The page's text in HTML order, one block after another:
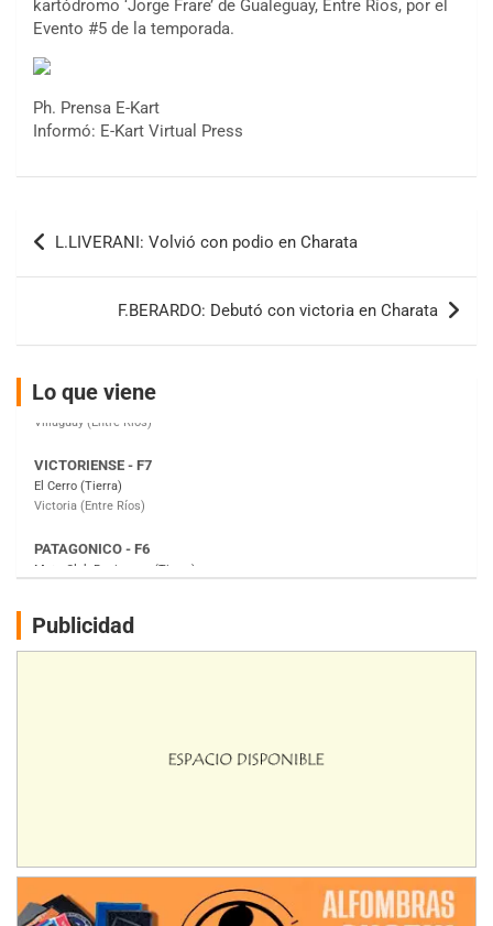
kartódromo ‘Jorge Frare’ de Gualeguay, Entre Ríos, por el
Evento #5 de la temporada.
Ph. Prensa E-Kart
Informó: E-Kart Virtual Press
Navegación
de
entradas
L.LIVERANI: Volvió con podio en Charata
F.BERARDO: Debutó con victoria en Charata
Lo que viene
COBERTURA ESPECIAL DE E-KART.COM.AR
08/09-AGO
IAME SERIES ARGENTINA 6
Ciudad de Trenque Lauquen (Asfalto)
ENTRERRIANO - F6 (POSTERGADA)
Villaguay (Entre Ríos)
VICTORIENSE - F7
Victoria (Entre Ríos)
PATAGONICO - F6
Gral. E. Godoy (Río Negro)
Juventud Unida (Tierra)
Humboldt (Santa Fe)
SUR SANTAFESINO - F4
Juan Navarro (Asfalto)
Publicidad